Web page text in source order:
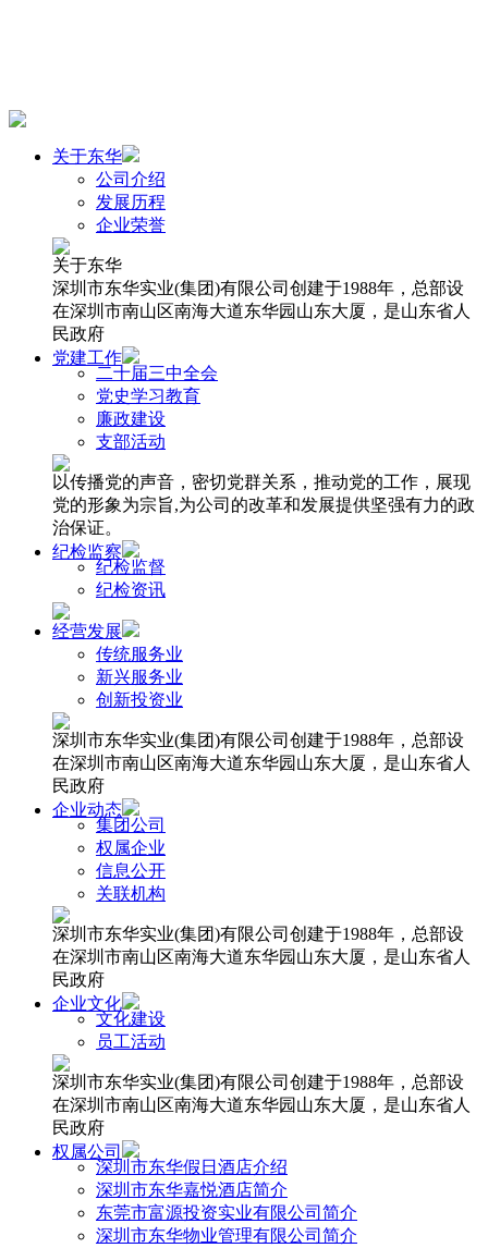
关于东华
公司介绍
发展历程
企业荣誉
关于东华
深圳市东华实业(集团)有限公司创建于1988年，总部设
在深圳市南山区南海大道东华园山东大厦，是山东省人
民政府
党建工作
二十届三中全会
党史学习教育
廉政建设
支部活动
以传播党的声音，密切党群关系，推动党的工作，展现
党的形象为宗旨,为公司的改革和发展提供坚强有力的政
治保证。
纪检监察
纪检监督
纪检资讯
经营发展
传统服务业
新兴服务业
创新投资业
深圳市东华实业(集团)有限公司创建于1988年，总部设
在深圳市南山区南海大道东华园山东大厦，是山东省人
民政府
企业动态
集团公司
权属企业
信息公开
关联机构
深圳市东华实业(集团)有限公司创建于1988年，总部设
在深圳市南山区南海大道东华园山东大厦，是山东省人
民政府
企业文化
文化建设
员工活动
深圳市东华实业(集团)有限公司创建于1988年，总部设
在深圳市南山区南海大道东华园山东大厦，是山东省人
民政府
权属公司
深圳市东华假日酒店介绍
深圳市东华嘉悦酒店简介
东莞市富源投资实业有限公司简介
深圳市东华物业管理有限公司简介